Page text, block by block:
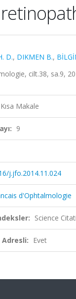
D., DIKMEN B.,
cilt.38, sa.9,
Makale
9
j.jfo.2014.11.024
d'Ophtalmologie
Science
Evet